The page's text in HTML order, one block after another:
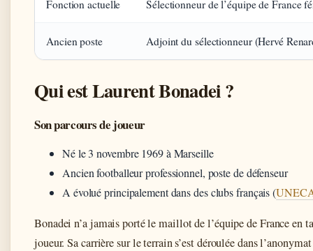
Fonction actuelle Sélectionneur de l’équipe de France
Ancien poste Adjoint du sélectionneur (Hervé
Qui est Laurent Bonadei ?
Son parcours de joueur
Né le 3 novembre 1969 à Marseille
Ancien footballeur professionnel, poste de défenseur
A évolué principalement dans des clubs français (
Bonadei n’a jamais porté le maillot de l’équipe de France en
joueur. Sa carrière sur le terrain s’est déroulée dans